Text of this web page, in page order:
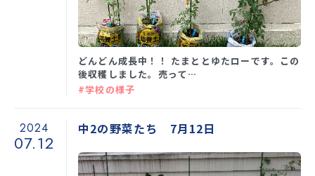
どんどん成長中！！ たまととゆたローです。この
後収穫しました。売って…
#学校の様子
2024
07.12
中2の野菜たち 7月12日